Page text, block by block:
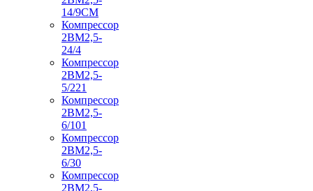
14/9СМ
Компрессор
2ВМ2,5-
24/4
Компрессор
2ВМ2,5-
5/221
Компрессор
2ВМ2,5-
6/101
Компрессор
2ВМ2,5-
6/30
Компрессор
2ВМ2,5-